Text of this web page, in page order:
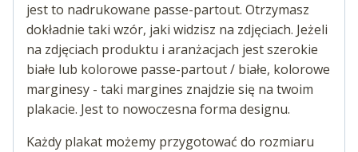
jest to nadrukowane passe-partout. Otrzymasz
dokładnie taki wzór, jaki widzisz na zdjęciach. Jeżeli
na zdjęciach produktu i aranżacjach jest szerokie
białe lub kolorowe passe-partout / białe, kolorowe
marginesy - taki margines znajdzie się na twoim
plakacie. Jest to nowoczesna forma designu.
Każdy plakat możemy przygotować do rozmiaru